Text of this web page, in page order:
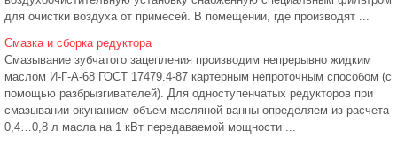
для очистки воздуха от примесей. В помещении, где производят ...
Смазка и сборка редуктора
Смазывание зубчатого зацепления производим непрерывно жидким
маслом И-Г-А-68 ГОСТ 17479.4-87 картерным непроточным способом (с
помощью разбрызгивателей). Для одноступенчатых редукторов при
смазывании окунанием объем масляной ванны определяем из расчета
0,4…0,8 л масла на 1 кВт передаваемой мощности ...